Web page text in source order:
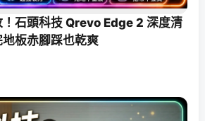
石頭科技 Qrevo Edge 2 深度清
板赤腳踩也乾爽